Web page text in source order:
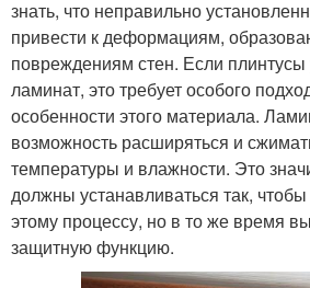
знать, что неправильно
привести к деформациям,
повреждениям стен. Если
ламинат, это требует особого
особенности этого материала.
возможность расширяться и
температуры и влажности. Это
должны устанавливаться так,
этому процессу, но в то же время
защитную функцию.